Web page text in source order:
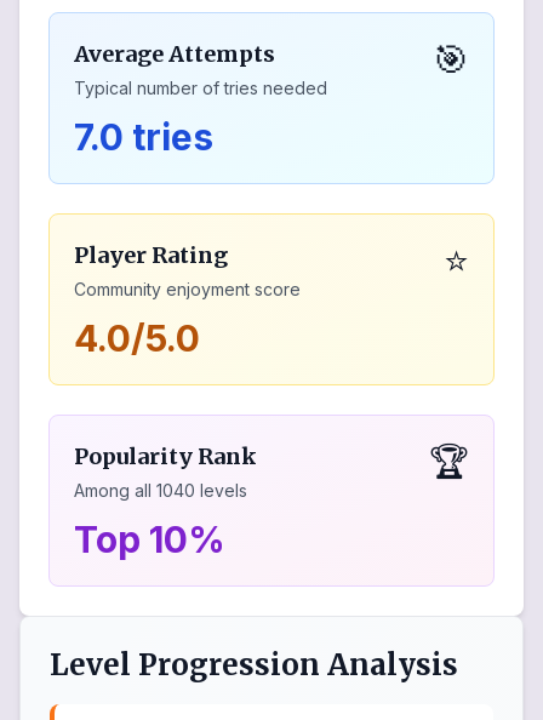
Average Attempts
Typical number of tries needed
🎯
7.0 tries
Player Rating
Community enjoyment score
⭐
4.0/5.0
Popularity Rank
Among all 1040 levels
🏆
Top 10%
Level Progression Analysis